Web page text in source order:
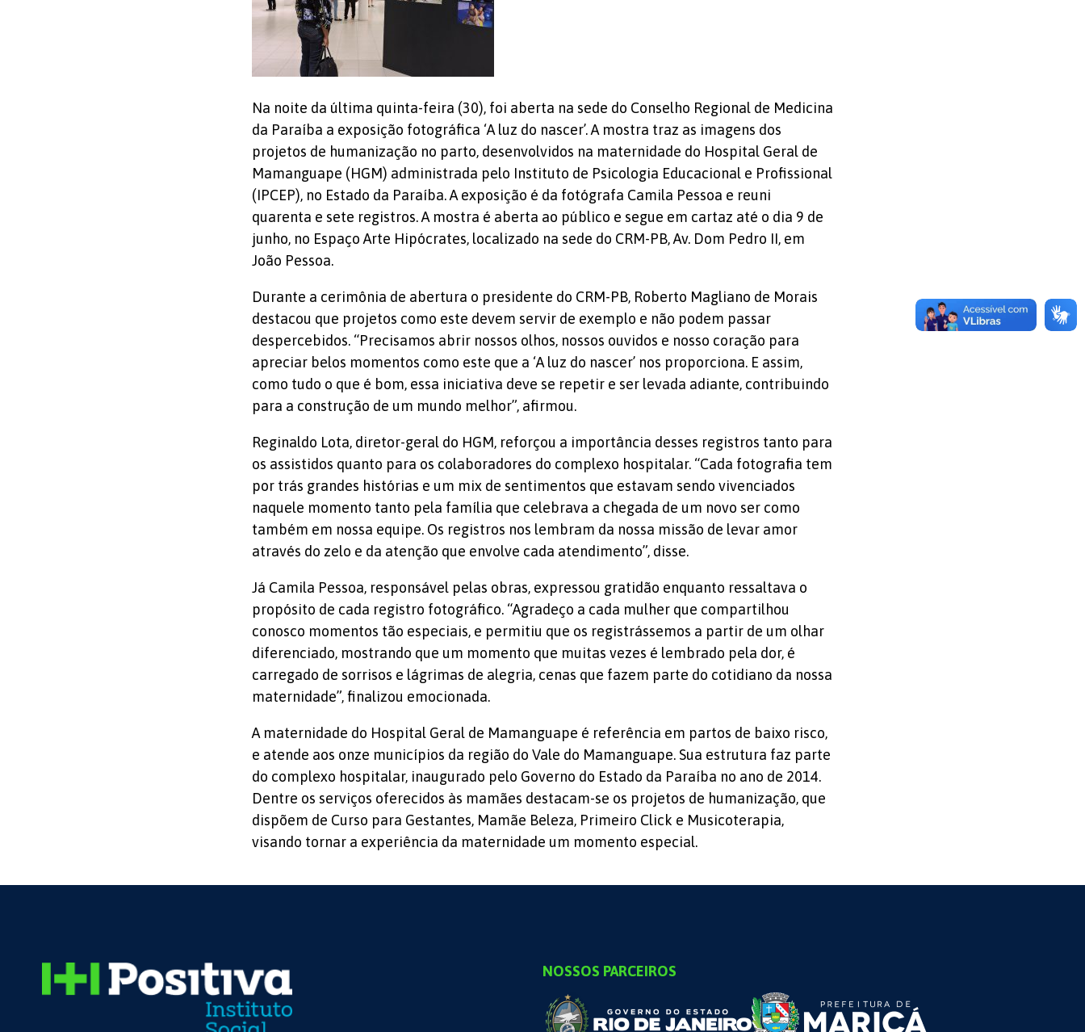
Na noite da última quinta-feira (30), foi aberta na sede do Conselho Regional de Medicina
da Paraíba a exposição fotográfica ‘A luz do nascer’. A mostra traz as imagens dos
projetos de humanização no parto, desenvolvidos na maternidade do Hospital Geral de
Mamanguape (HGM) administrada pelo Instituto de Psicologia Educacional e Profissional
(IPCEP), no Estado da Paraíba. A exposição é da fotógrafa Camila Pessoa e reuni
quarenta e sete registros. A mostra é aberta ao público e segue em cartaz até o dia 9 de
junho, no Espaço Arte Hipócrates, localizado na sede do CRM-PB, Av. Dom Pedro II, em
João Pessoa.
Durante a cerimônia de abertura o presidente do CRM-PB, Roberto Magliano de Morais
destacou que projetos como este devem servir de exemplo e não podem passar
despercebidos. “Precisamos abrir nossos olhos, nossos ouvidos e nosso coração para
apreciar belos momentos como este que a ‘A luz do nascer’ nos proporciona. E assim,
como tudo o que é bom, essa iniciativa deve se repetir e ser levada adiante, contribuindo
para a construção de um mundo melhor”, afirmou.
Reginaldo Lota, diretor-geral do HGM, reforçou a importância desses registros tanto para
os assistidos quanto para os colaboradores do complexo hospitalar. “Cada fotografia tem
por trás grandes histórias e um mix de sentimentos que estavam sendo vivenciados
naquele momento tanto pela família que celebrava a chegada de um novo ser como
também em nossa equipe. Os registros nos lembram da nossa missão de levar amor
através do zelo e da atenção que envolve cada atendimento”, disse.
Já Camila Pessoa, responsável pelas obras, expressou gratidão enquanto ressaltava o
propósito de cada registro fotográfico. “Agradeço a cada mulher que compartilhou
conosco momentos tão especiais, e permitiu que os registrássemos a partir de um olhar
diferenciado, mostrando que um momento que muitas vezes é lembrado pela dor, é
carregado de sorrisos e lágrimas de alegria, cenas que fazem parte do cotidiano da nossa
maternidade”, finalizou emocionada.
A maternidade do Hospital Geral de Mamanguape é referência em partos de baixo risco,
e atende aos onze municípios da região do Vale do Mamanguape. Sua estrutura faz parte
do complexo hospitalar, inaugurado pelo Governo do Estado da Paraíba no ano de 2014.
Dentre os serviços oferecidos às mamães destacam-se os projetos de humanização, que
dispõem de Curso para Gestantes, Mamãe Beleza, Primeiro Click e Musicoterapia,
visando tornar a experiência da maternidade um momento especial.
NOSSOS PARCEIROS